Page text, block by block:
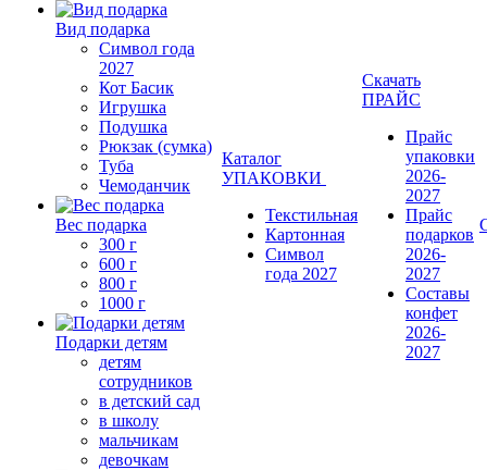
Вид подарка
Символ года
2027
Кот Басик
Игрушка
Подушка
Рюкзак (сумка)
Туба
Чемоданчик
Вес подарка
300 г
600 г
800 г
1000 г
Подарки детям
детям
сотрудников
в детский сад
в школу
мальчикам
девочкам
Каталог
УПАКОВКИ
Текстильная
Картонная
Символ
года 2027
Скачать
ПРАЙС
Прайс
упаковки
2026-
2027
Прайс
подарков
2026-
2027
Составы
конфет
2026-
2027